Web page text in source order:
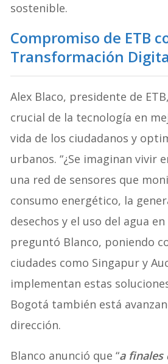
sostenible.
Compromiso de ETB
Transformación
Alex Blaco, presidente de
crucial de la tecnología en
vida de los ciudadanos y
urbanos. “¿Se imaginan vivir
una red de sensores que
consumo energético, la
desechos y el uso del agua
preguntó Blanco, poniendo
ciudades como Singapur y
implementan estas
Bogotá también está
dirección.
Blanco anunció que “a finales